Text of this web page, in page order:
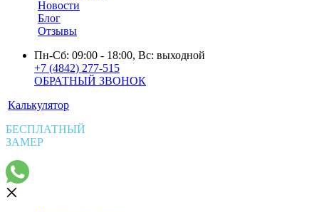
Новости
Блог
Отзывы
Пн-Сб: 09:00 - 18:00, Вс: выходной
+7 (4842) 277-515
ОБРАТНЫЙ ЗВОНОК
Калькулятор
БЕСПЛАТНЫЙ
ЗАМЕР